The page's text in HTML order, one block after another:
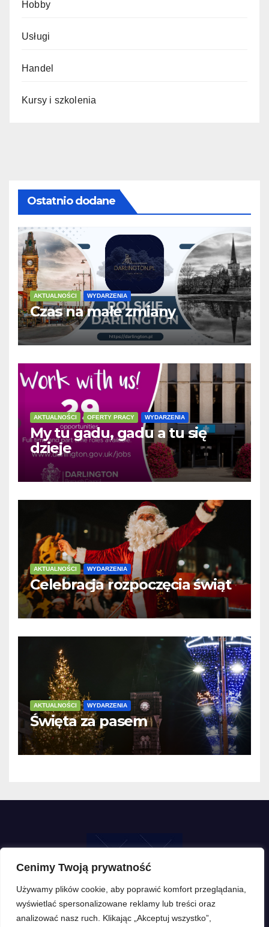
Cenimy Twoją prywatność
Używamy plików cookie, aby poprawić komfort przeglądania,
wyświetlać spersonalizowane reklamy lub treści oraz
analizować nasz ruch. Klikając „Akceptuj wszystko”,
Hobby
Usługi
Handel
Kursy i szkolenia
Ostatnio dodane
AKTUALNOŚCI WYDARZENIA
Czas na małe zmiany
AKTUALNOŚCI OFERTY PRACY WYDARZENIA
My tu gadu, gadu a tu się
dzieje
AKTUALNOŚCI WYDARZENIA
Celebracja rozpoczęcia świąt
AKTUALNOŚCI WYDARZENIA
Święta za pasem